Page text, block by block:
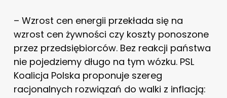
– Wzrost cen energii przekłada się na
wzrost cen żywności czy koszty ponoszone
przez przedsiębiorców. Bez reakcji państwa
nie pojedziemy długo na tym wózku. PSL
Koalicja Polska proponuje szereg
racjonalnych rozwiązań do walki z inflacją: